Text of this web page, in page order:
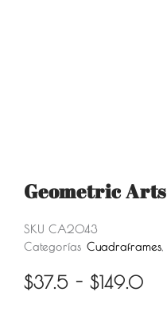
Geometric Arts
SKUCA2043
Categorías Cuadraframes,
$37.5 - $149.0